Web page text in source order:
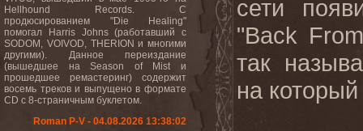
Hellhound Records. С
продюсированием "Die Healing"
помогал Harris Johns (работавший с
SODOM, VOIVOD, THERION и многими
другими). Данное переиздание
(вышедшее на Season of Mist и
прошедшее ремастеринг) содержит
восемь треков и выпущено в формате
CD с 8-страничным буклетом.
Roman P-V - 04.08.2026 13:38:02
сети
"Back
так
на